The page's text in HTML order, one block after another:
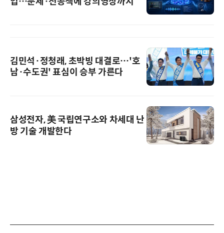
김민석·정청래, 초박빙 대결로…'호
남·수도권' 표심이 승부 가른다
삼성전자, 美 국립연구소와 차세대 난
방 기술 개발한다